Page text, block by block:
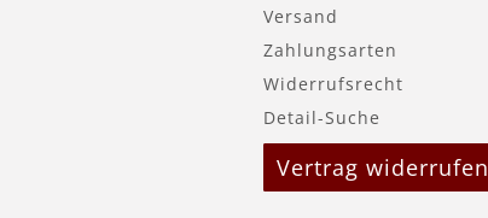
Versand
Zahlungsarten
Widerrufsrecht
Detail-Suche
Vertrag widerrufen